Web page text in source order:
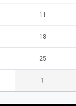
11
18
25
1